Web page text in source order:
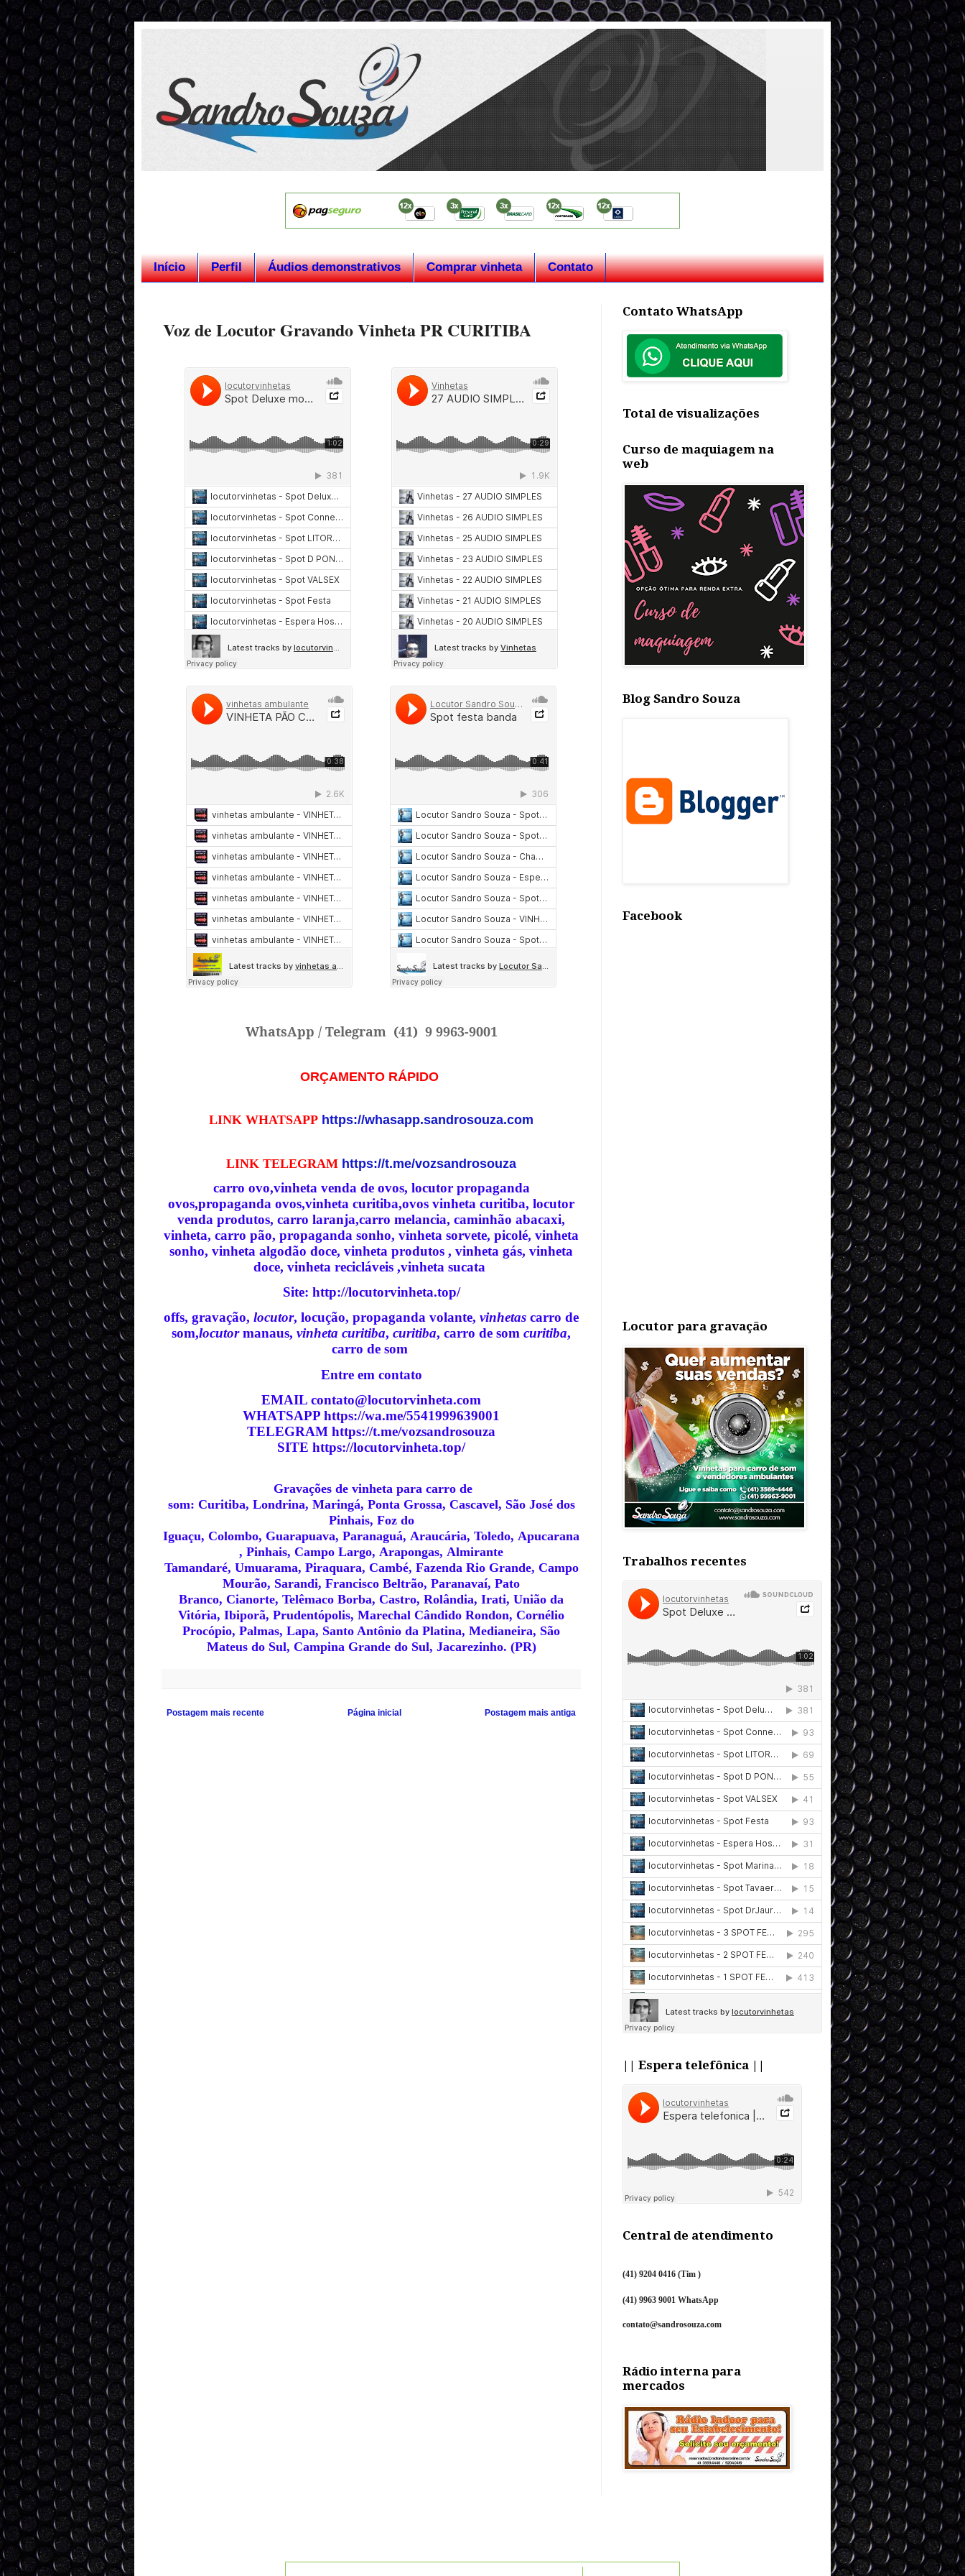
Início Perfil Áudios demonstrativos Comprar vinheta Contato
Voz de Locutor Gravando Vinheta PR CURITIBA
WhatsApp / Telegram (41) 9 9963-9001
ORÇAMENTO RÁPIDO
LINK WHATSAPP https://whasapp.sandrosouza.com
LINK TELEGRAM https://t.me/vozsandrosouza
carro ovo,vinheta venda de ovos, locutor propaganda
ovos,propaganda ovos,vinheta curitiba,ovos vinheta curitiba, locutor
venda produtos, carro laranja,carro melancia, caminhão abacaxi,
vinheta, carro pão, propaganda sonho, vinheta sorvete, picolé, vinheta
sonho, vinheta algodão doce, vinheta produtos , vinheta gás, vinheta
doce, vinheta recicláveis ,vinheta sucata
Site: http://locutorvinheta.top/
offs, gravação, locutor, locução, propaganda volante, vinhetas carro de
som,locutormanaus, vinheta curitiba, curitiba, carro de som curitiba,
carro de som
Entre em contato
EMAIL contato@locutorvinheta.com
WHATSAPP https://wa.me/5541999639001
TELEGRAM https://t.me/vozsandrosouza
SITE https://locutorvinheta.top/
Gravações de vinheta para carro de
som: Curitiba, Londrina, Maringá, Ponta Grossa, Cascavel, São José dos
Pinhais, Foz do
Iguaçu, Colombo, Guarapuava, Paranaguá, Araucária, Toledo, Apucarana
, Pinhais, Campo Largo, Arapongas, Almirante
Tamandaré, Umuarama, Piraquara, Cambé, Fazenda Rio Grande, Campo
Mourão, Sarandi, Francisco Beltrão, Paranavaí, Pato
Branco, Cianorte, Telêmaco Borba, Castro, Rolândia, Irati, União da
Vitória, Ibiporã, Prudentópolis, Marechal Cândido Rondon, Cornélio
Procópio, Palmas, Lapa, Santo Antônio da Platina, Medianeira, São
Mateus do Sul, Campina Grande do Sul, Jacarezinho. (PR)
Postagem mais recente Postagem mais antiga
Página inicial
Contato WhatsApp
Total de visualizações
Curso de maquiagem na
web
Blog Sandro Souza
Facebook
Locutor para gravação
Trabalhos recentes
|| Espera telefônica ||
Central de atendimento
(41) 9204 0416 (Tim )
(41) 9963 9001 WhatsApp
contato@sandrosouza.com
Rádio interna para
mercados